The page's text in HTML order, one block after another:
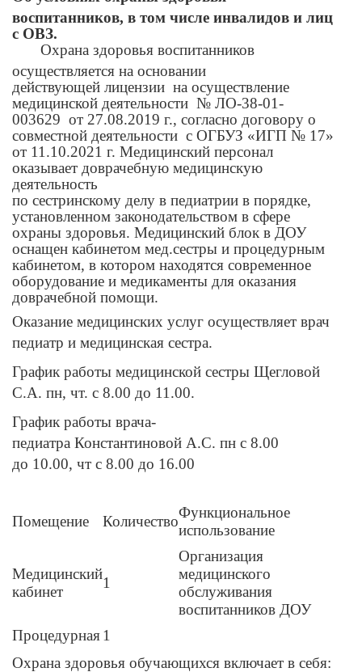
воспитанников, в том числе инвалидов и лиц
с ОВЗ.
Охрана здоровья воспитанников
осуществляется на основании
действующей лицензии на осуществление
медицинской деятельности № ЛО-38-01-
003629 от 27.08.2019 г., согласно договору о
совместной деятельности с ОГБУЗ «ИГП № 17»
от 11.10.2021 г. Медицинский персонал
оказывает доврачебную медицинскую
деятельность
по сестринскому делу в педиатрии в порядке,
установленном законодательством в сфере
охраны здоровья. Медицинский блок в ДОУ
оснащен кабинетом мед.сестры и процедурным
кабинетом, в котором находятся современное
оборудование и медикаменты для оказания
доврачебной помощи.
Оказание медицинских услуг осуществляет врач
педиатр и медицинская сестра.
График работы медицинской сестры Щегловой
С.А. пн, чт. с 8.00 до 11.00.
График работы врача-
педиатра Константиновой А.С. пн с 8.00
до 10.00, чт с 8.00 до 16.00
Помещение Количество
Функциональное
использование
Медицинский
кабинет
1
Организация
медицинского
обслуживания
воспитанников ДОУ
Процедурная1
Охрана здоровья обучающихся включает в себя: